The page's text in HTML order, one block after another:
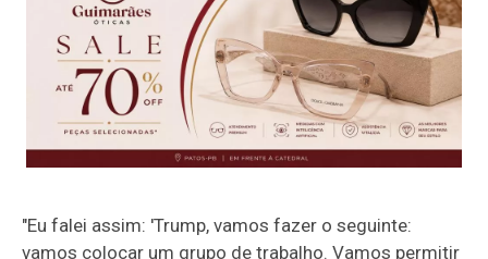
"Eu falei assim: 'Trump, vamos fazer o seguinte:
vamos colocar um grupo de trabalho. Vamos permitir